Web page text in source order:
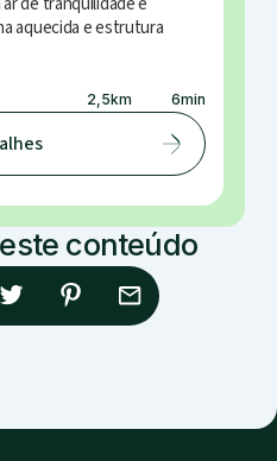
aquecida e estrutura
2,5km 6min
conteúdo